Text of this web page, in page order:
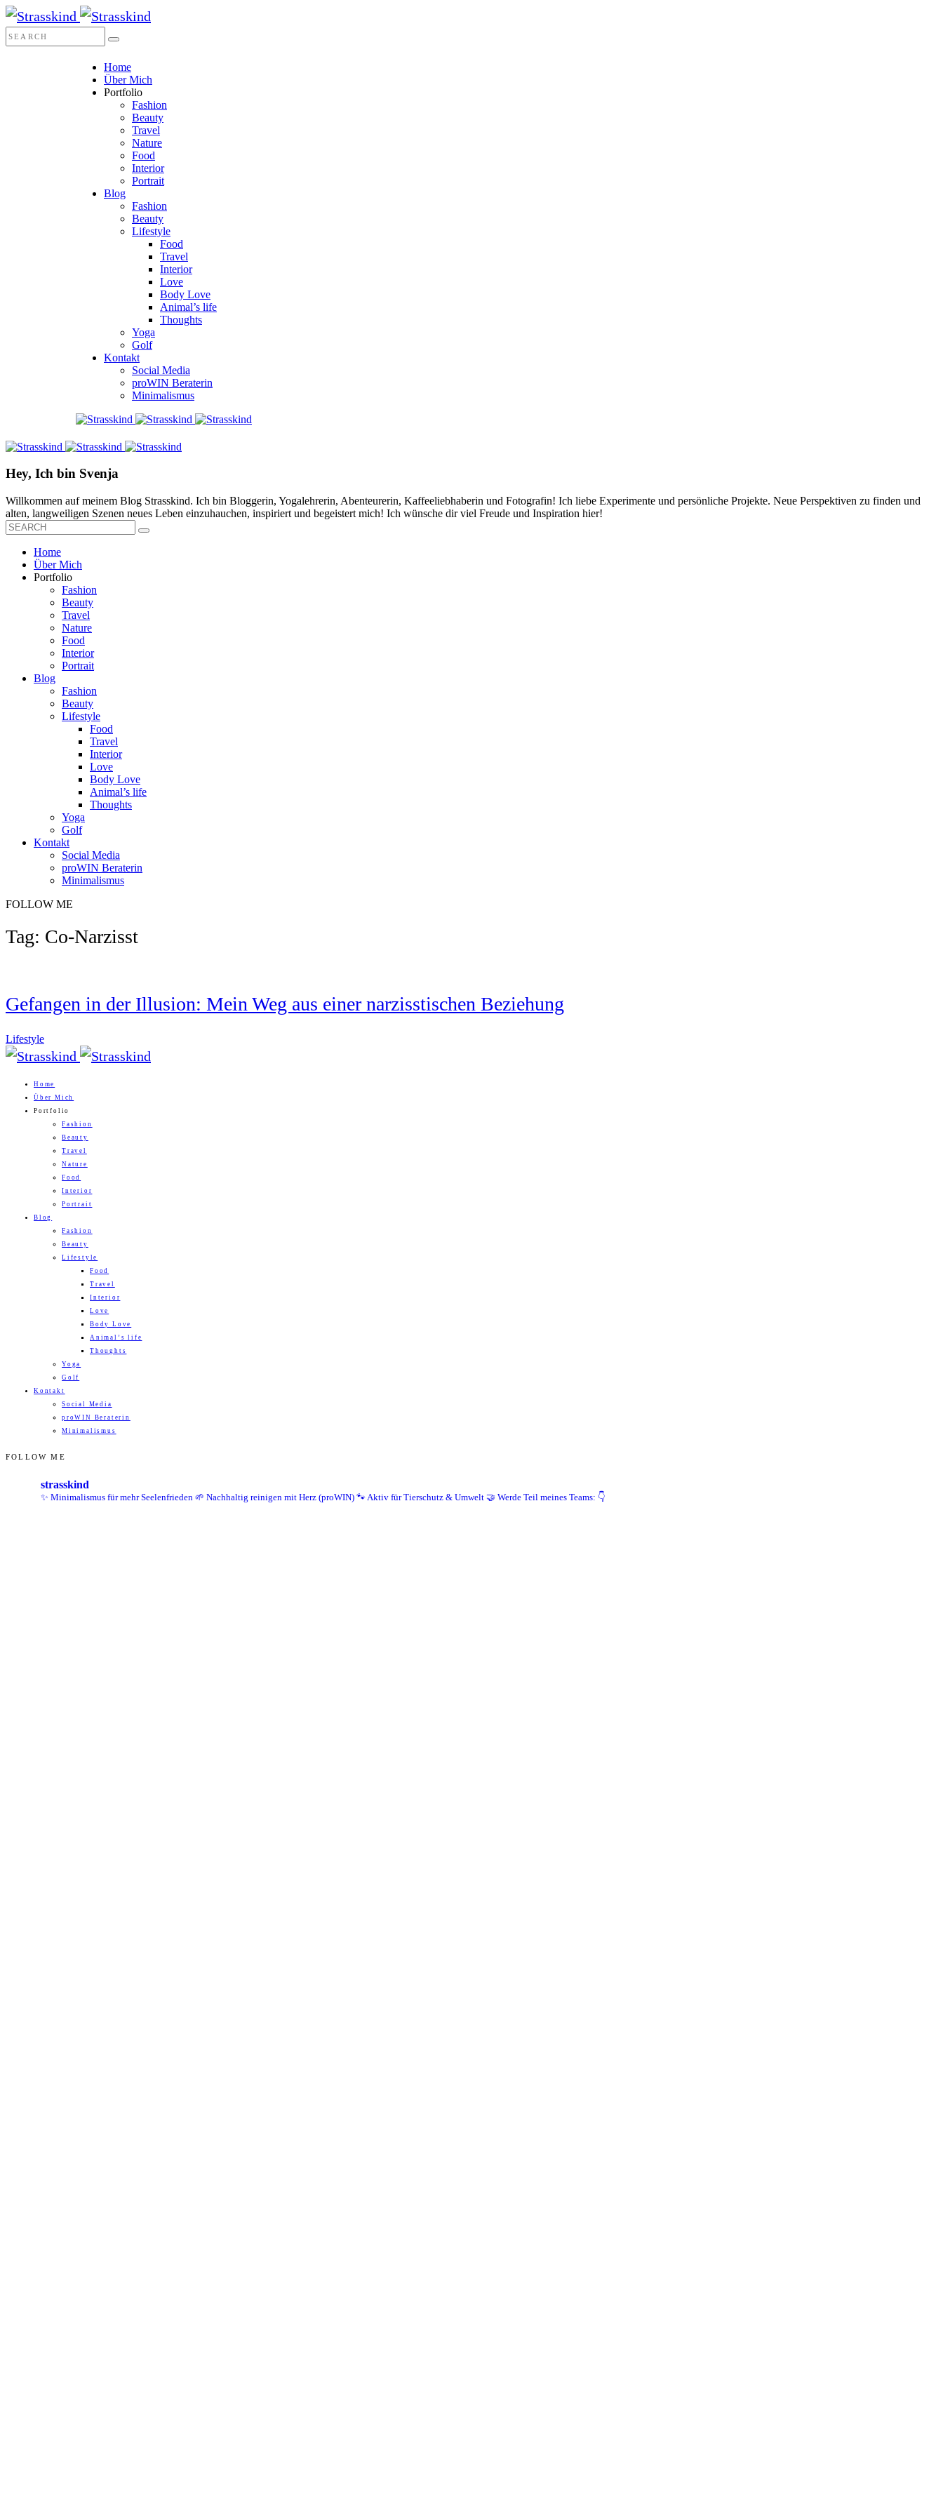
Home
Über Mich
Portfolio
Fashion
Beauty
Travel
Nature
Food
Interior
Portrait
Blog
Fashion
Beauty
Lifestyle
Food
Travel
Interior
Love
Body Love
Animal’s life
Thoughts
Yoga
Golf
Kontakt
Social Media
proWIN Beraterin
Minimalismus
Hey, Ich bin Svenja
Willkommen auf meinem Blog Strasskind. Ich bin Bloggerin, Yogalehrerin, Abenteurerin, Kaffeeliebhaberin und Fotografin! Ich liebe Experimente und persönliche Projekte. Neue Perspektiven zu finden und
alten, langweiligen Szenen neues Leben einzuhauchen, inspiriert und begeistert mich! Ich wünsche dir viel Freude und Inspiration hier!
Home
Über Mich
Portfolio
Fashion
Beauty
Travel
Nature
Food
Interior
Portrait
Blog
Fashion
Beauty
Lifestyle
Food
Travel
Interior
Love
Body Love
Animal’s life
Thoughts
Yoga
Golf
Kontakt
Social Media
proWIN Beraterin
Minimalismus
FOLLOW ME
Tag: Co-Narzisst
Gefangen in der Illusion: Mein Weg aus einer narzisstischen Beziehung
Lifestyle
Home
Über Mich
Portfolio
Fashion
Beauty
Travel
Nature
Food
Interior
Portrait
Blog
Fashion
Beauty
Lifestyle
Food
Travel
Interior
Love
Body Love
Animal’s life
Thoughts
Yoga
Golf
Kontakt
Social Media
proWIN Beraterin
Minimalismus
FOLLOW ME
strasskind
✨ Minimalismus für mehr Seelenfrieden 🌱 Nachhaltig reinigen mit Herz (proWIN) 🐾 Aktiv für Tierschutz & Umwelt 🤝 Werde Teil meines Teams: 👇